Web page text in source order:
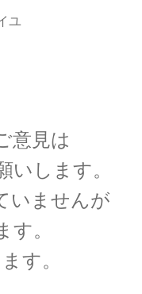
マイオス
体系を考案】
ユ
意見は
します。
いませんが
。
す。